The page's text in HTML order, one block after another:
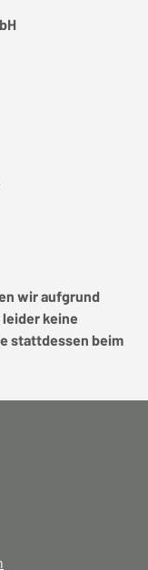
wir aufgrund
keine
stattdessen beim